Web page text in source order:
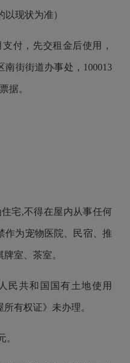
以现状为准）
付，先交租金后使用，
街街道办事处，100013
据。
宅,不得在屋内从事任何
作为宠物医院、民宿、推
室、茶室。
民共和国国有土地使用
有权证》未办理。
。